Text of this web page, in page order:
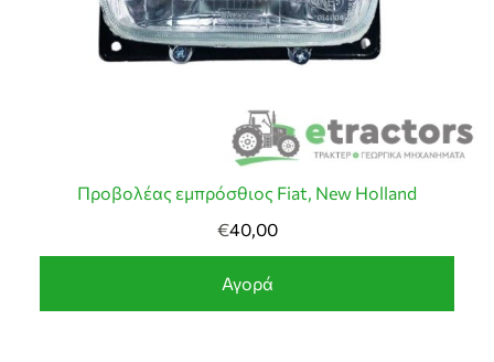
Προβολέας εμπρόσθιος Fiat, New Holland
€40,00
Αγορά